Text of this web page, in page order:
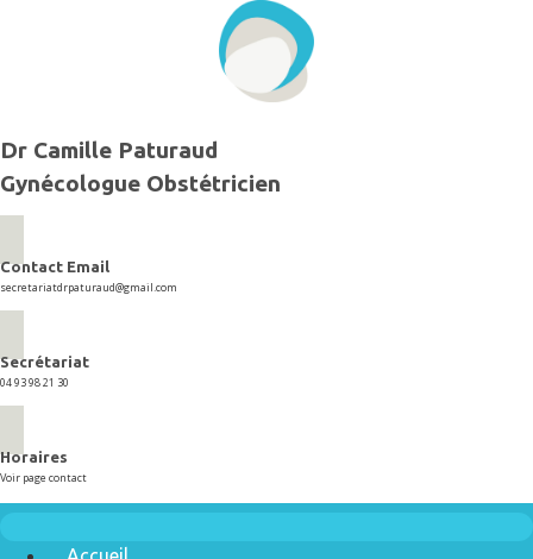
Dr Camille Paturaud
Gynécologue Obstétricien
Contact Email
secretariatdrpaturaud@gmail.com
Secrétariat
04 93 98 21 30
Horaires
Voir page contact